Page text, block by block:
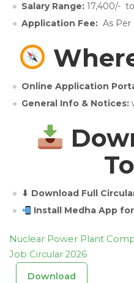
Salary Range: 17,400/-
Application Fee: As Per
Online Application
General Info & Notices:
⬇ Download Full
Install Medha App
Nuclear Power Plant
Job Circular 2026
Download